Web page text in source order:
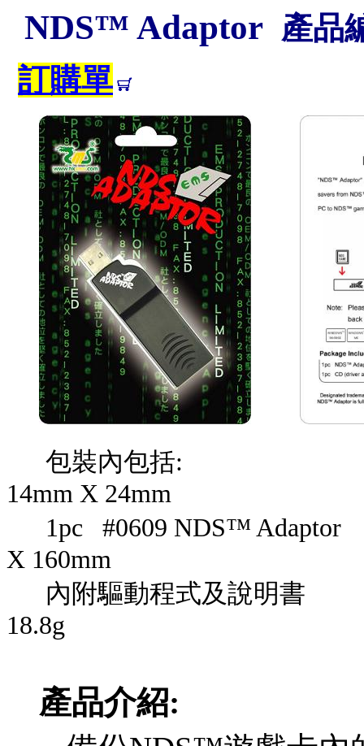
NDS™ Adaptor 產
訂購單
包裝內包括:
14mm X 24mm
1pc
#0609 NDS™ Adaptor
X 160mm
內附驅動程式及說
18.8g
產品介紹: